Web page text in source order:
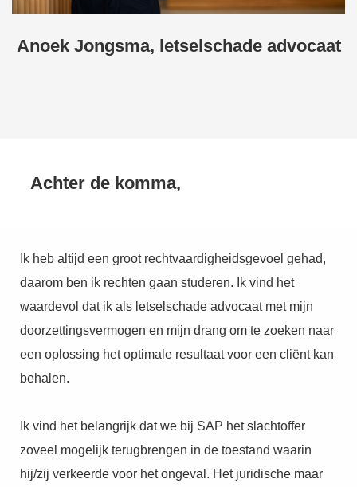
Anoek Jongsma, letselschade advocaat
Achter de komma,
Ik heb altijd een groot rechtvaardigheidsgevoel gehad,
daarom ben ik rechten gaan studeren. Ik vind het
waardevol dat ik als letselschade advocaat met mijn
doorzettingsvermogen en mijn drang om te zoeken naar
een oplossing het optimale resultaat voor een cliënt kan
behalen.
Ik vind het belangrijk dat we bij SAP het slachtoffer
zoveel mogelijk terugbrengen in de toestand waarin
hij/zij verkeerde voor het ongeval. Het juridische maar